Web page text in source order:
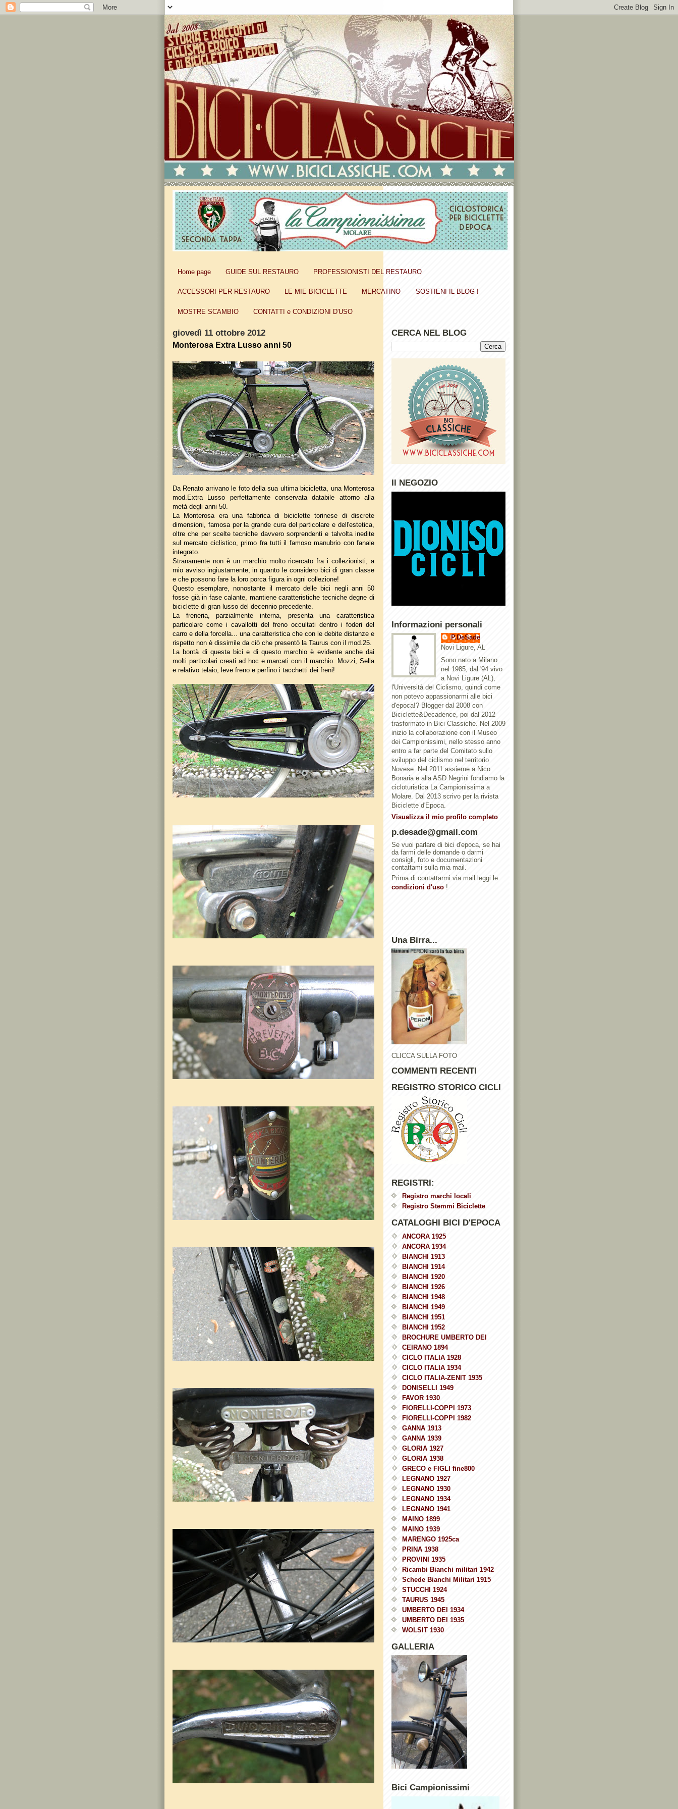
Home page GUIDE SUL RESTAURO PROFESSIONISTI DEL RESTAURO
ACCESSORI PER RESTAURO LE MIE BICICLETTE MERCATINO SOSTIENI IL BLOG !
MOSTRE SCAMBIO CONTATTI e CONDIZIONI D'USO
giovedì 11 ottobre 2012
Monterosa Extra Lusso anni 50
Da Renato arrivano le foto della sua ultima bicicletta, una Monterosa
mod.Extra Lusso perfettamente conservata databile attorno alla
metà degli anni 50.
La Monterosa era una fabbrica di biciclette torinese di discrete
dimensioni, famosa per la grande cura del particolare e dell'estetica,
oltre che per scelte tecniche davvero sorprendenti e talvolta inedite
sul mercato ciclistico, primo fra tutti il famoso manubrio con fanale
integrato.
Stranamente non è un marchio molto ricercato fra i collezionisti, a
mio avviso ingiustamente, in quanto le considero bici di gran classe
e che possono fare la loro porca figura in ogni collezione!
Questo esemplare, nonostante il mercato delle bici negli anni 50
fosse già in fase calante, mantiene caratteristiche tecniche degne di
biciclette di gran lusso del decennio precedente.
La freneria, parzialmente interna, presenta una caratteristica
particolare come i cavallotti del freno occultati dentro i foderi del
carro e della forcella... una caratteristica che con le debite distanze e
rispetto non è dissimile da ciò che presentò la Taurus con il mod.25.
La bontà di questa bici e di questo marchio è evidente anche dai
molti particolari creati ad hoc e marcati con il marchio: Mozzi, Sella
e relativo telaio, leve freno e perfino i tacchetti dei freni!
CERCA NEL BLOG
Il NEGOZIO
Informazioni personali
P.DeSade
Novi Ligure, AL
Sono nato a Milano
nel 1985, dal '94 vivo
a Novi Ligure (AL),
l'Università del Ciclismo, quindi come
non potevo appassionarmi alle bici
d'epoca!? Blogger dal 2008 con
Biciclette&Decadence, poi dal 2012
trasformato in Bici Classiche. Nel 2009
inizio la collaborazione con il Museo
dei Campionissimi, nello stesso anno
entro a far parte del Comitato sullo
sviluppo del ciclismo nel territorio
Novese. Nel 2011 assieme a Nico
Bonaria e alla ASD Negrini fondiamo la
cicloturistica La Campionissima a
Molare. Dal 2013 scrivo per la rivista
Biciclette d'Epoca.
Visualizza il mio profilo completo
p.desade@gmail.com
Se vuoi parlare di bici d'epoca, se hai
da farmi delle domande o darmi
consigli, foto e documentazioni
contattami sulla mia mail.
Prima di contattarmi via mail leggi le
condizioni d'uso !
Una Birra...
CLICCA SULLA FOTO
COMMENTI RECENTI
REGISTRO STORICO CICLI
REGISTRI:
Registro marchi locali
Registro Stemmi Biciclette
CATALOGHI BICI D'EPOCA
ANCORA 1925
ANCORA 1934
BIANCHI 1913
BIANCHI 1914
BIANCHI 1920
BIANCHI 1926
BIANCHI 1948
BIANCHI 1949
BIANCHI 1951
BIANCHI 1952
BROCHURE UMBERTO DEI
CEIRANO 1894
CICLO ITALIA 1928
CICLO ITALIA 1934
CICLO ITALIA-ZENIT 1935
DONISELLI 1949
FAVOR 1930
FIORELLI-COPPI 1973
FIORELLI-COPPI 1982
GANNA 1913
GANNA 1939
GLORIA 1927
GLORIA 1938
GRECO e FIGLI fine800
LEGNANO 1927
LEGNANO 1930
LEGNANO 1934
LEGNANO 1941
MAINO 1899
MAINO 1939
MARENGO 1925ca
PRINA 1938
PROVINI 1935
Ricambi Bianchi militari 1942
Schede Bianchi Militari 1915
STUCCHI 1924
TAURUS 1945
UMBERTO DEI 1934
UMBERTO DEI 1935
WOLSIT 1930
GALLERIA
Bici Campionissimi